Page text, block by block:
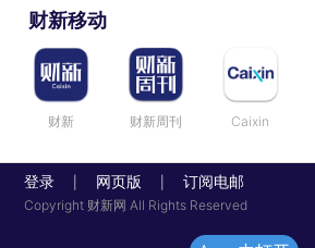
财新移动
财新 财新周刊 Caixin
登录 网页版 订阅电邮
Copyright 财新网 All Rights Reserved